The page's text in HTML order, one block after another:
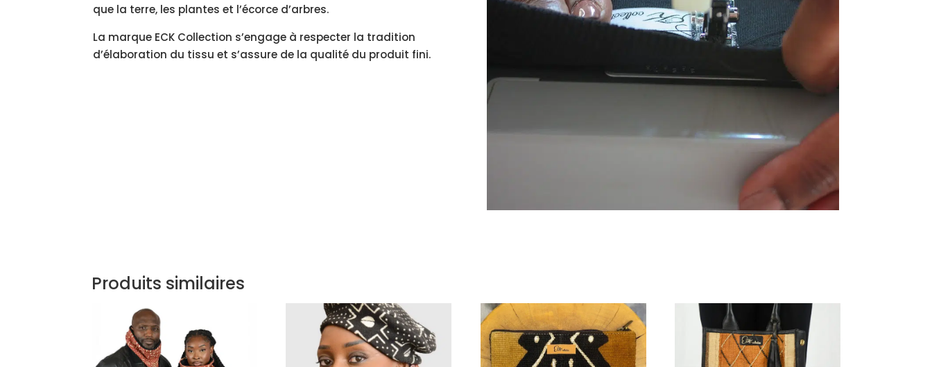
que la terre, les plantes et l’écorce d’arbres.
La marque ECK Collection s’engage à respecter la tradition
d’élaboration du tissu et s’assure de la qualité du produit fini.
Produits similaires